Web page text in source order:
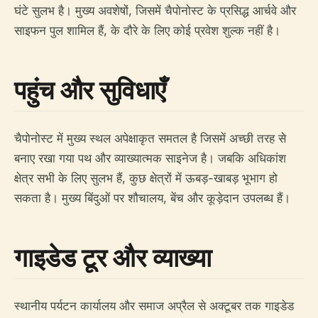
घंटे सुलभ है। मुख्य अवशेषों, जिसमें चैपोनोस्ट के प्रसिद्ध आर्चवे और
साइफन पुल शामिल हैं, के दौरे के लिए कोई प्रवेश शुल्क नहीं है।
पहुंच और सुविधाएँ
चैपोनोस्ट में मुख्य स्थल अपेक्षाकृत समतल है जिसमें अच्छी तरह से
बनाए रखा गया पथ और व्याख्यात्मक साइनेज है। जबकि अधिकांश
क्षेत्र सभी के लिए सुलभ हैं, कुछ क्षेत्रों में ऊबड़-खाबड़ भूभाग हो
सकता है। मुख्य बिंदुओं पर शौचालय, बेंच और कूड़ेदान उपलब्ध हैं।
गाइडेड टूर और व्याख्या
स्थानीय पर्यटन कार्यालय और समाज अप्रैल से अक्टूबर तक गाइडेड